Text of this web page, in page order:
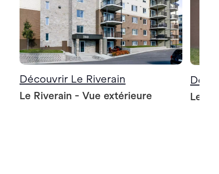
Découvrir Le Riverain
Le Riverain - Vue extérieure Le